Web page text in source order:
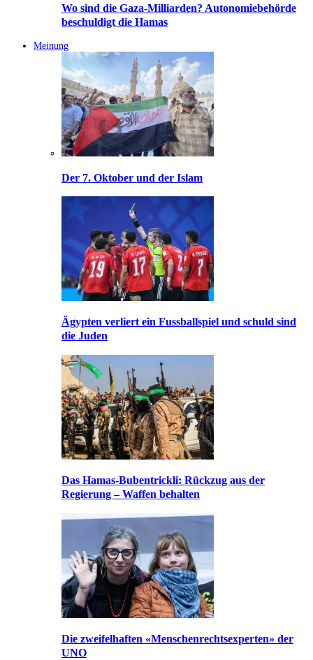
Wo sind die Gaza-Milliarden? Autonomiebehörde
beschuldigt die Hamas
Meinung
Der 7. Oktober und der Islam
Ägypten verliert ein Fussballspiel und schuld sind
die Juden
Das Hamas-Bubentrickli: Rückzug aus der
Regierung – Waffen behalten
Die zweifelhaften «Menschenrechtsexperten» der
UNO